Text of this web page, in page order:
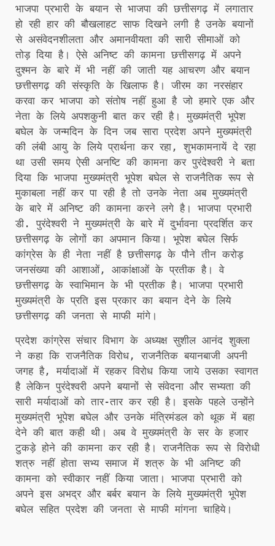
भाजपा प्रभारी के बयान से भाजपा की छत्तीसगढ़ में लगातार
हो रही हार की बौखलाहट साफ दिखने लगी है उनके बयानों
से असंवेदनशीलता और अमानवीयता की सारी सीमाओं को
तोड़ दिया है। ऐसे अनिष्ट की कामना छत्तीसगढ़ में अपने
दुश्मन के बारे में भी नहीं की जाती यह आचरण और बयान
छत्तीसगढ़ की संस्कृति के खिलाफ है। जीरम का नरसंहार
करवा कर भाजपा को संतोष नहीं हुआ है जो हमारे एक और
नेता के लिये अपशकुनी बात कर रही है। मुख्यमंत्री भूपेश
बघेल के जन्मदिन के दिन जब सारा प्रदेश अपने मुख्यमंत्री
की लंबी आयु के लिये प्रार्थना कर रहा, शुभकामनायें दे रहा
था उसी समय ऐसी अनष्टि की कामना कर पुरंदेश्वरी ने बता
दिया कि भाजपा मुख्यमंत्री भूपेश बघेल से राजनैतिक रूप से
मुकाबला नहीं कर पा रही है तो उनके नेता अब मुख्यमंत्री
के बारे में अनिष्ट की कामना करने लगे है। भाजपा प्रभारी
डी. पुरंदेश्वरी ने मुख्यमंत्री के बारे में दुर्भावना प्रदर्शित कर
छत्तीसगढ़ के लोगों का अपमान किया। भूपेश बघेल सिर्फ
कांग्रेस के ही नेता नहीं है छत्तीसगढ़ के पौने तीन करोड़
जनसंख्या की आशाओं, आकांक्षाओं के प्रतीक है। वे
छत्तीसगढ़ के स्वाभिमान के भी प्रतीक है। भाजपा प्रभारी
मुख्यमंत्री के प्रति इस प्रकार का बयान देने के लिये
छत्तीसगढ़ की जनता से माफी मांगे।
प्रदेश कांग्रेस संचार विभाग के अध्यक्ष सुशील आनंद शुक्ला
ने कहा कि राजनैतिक विरोध, राजनैतिक बयानबाजी अपनी
जगह है, मर्यादाओं में रहकर विरोध किया जाये उसका स्वागत
है लेकिन पुरंदेश्वरी अपने बयानों से संवेदना और सभ्यता की
सारी मर्यादाओं को तार-तार कर रही है। इसके पहले उन्होंने
मुख्यमंत्री भूपेश बघेल और उनके मंत्रिमंडल को थूक में बहा
देने की बात कही थी। अब वे मुख्यमंत्री के सर के हजार
टुकड़े होने की कामना कर रही है। राजनैतिक रूप से विरोधी
शत्रु नहीं होता सभ्य समाज में शत्रु के भी अनिष्ट की
कामना को स्वीकार नहीं किया जाता। भाजपा प्रभारी को
अपने इस अभद्र और बर्बर बयान के लिये मुख्यमंत्री भूपेश
बघेल सहित प्रदेश की जनता से माफी मांगना चाहिये।